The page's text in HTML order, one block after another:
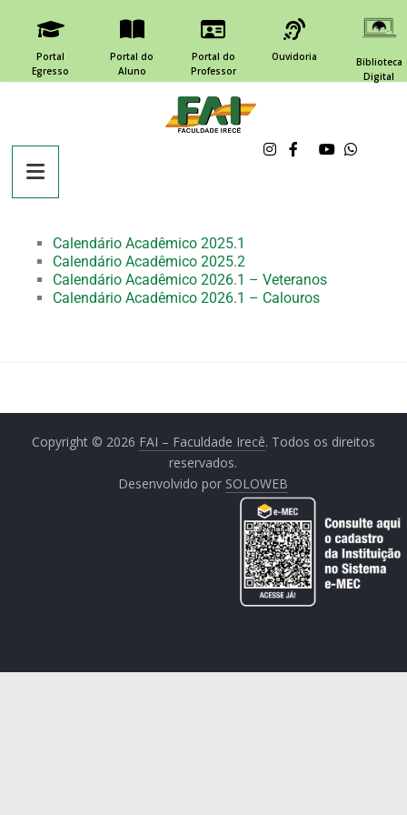
Portal
Egresso
Portal do
Aluno
Portal do
Professor
Ouvidoria
Biblioteca
Digital
Calendário Acadêmico 2025.1
Calendário Acadêmico 2025.2
Calendário Acadêmico 2026.1 – Veteranos
Calendário Acadêmico 2026.1 – Calouros
Copyright © 2026 FAI – Faculdade Irecê. Todos os direitos
reservados.
Desenvolvido por SOLOWEB